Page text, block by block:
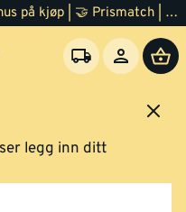
🚚 Fri frakt over 20 000 kr | 💰 Bonus på kjøp | 🤝 Prismatch | ⭐ 100% fornøyd garanti | 🏪 140 byggevarehus
legg inn ditt